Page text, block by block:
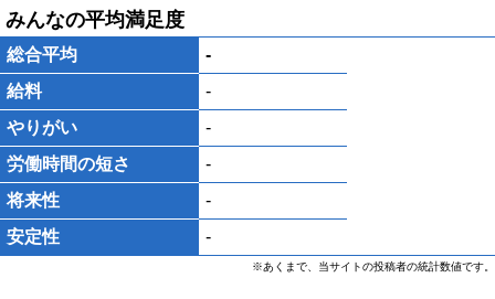
みんなの平均満足度
総合平均
-
給料
-
やりがい
-
労働時間の短さ
-
将来性
-
安定性
-
※あくまで、当サイトの投稿者の統計数値です。